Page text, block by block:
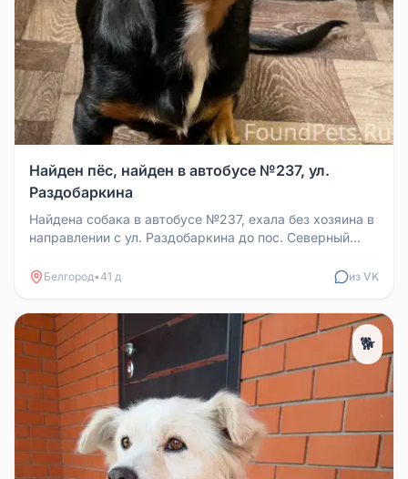
Найден пёс, найден в автобусе №237, ул.
Раздобаркина
Найдена собака в автобусе №237, ехала без хозяина в
направлении с ул. Раздобаркина до пос. Северный
Белгород•41 д из VK
🐕